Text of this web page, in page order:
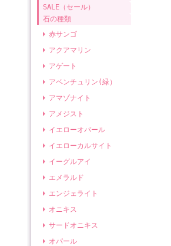
SALE（セール）
石の種類
赤サンゴ
アクアマリン
アゲート
アベンチュリン(緑）
アマゾナイト
アメジスト
イエローオパール
イエローカルサイト
イーグルアイ
エメラルド
エンジェライト
オニキス
サードオニキス
オパール